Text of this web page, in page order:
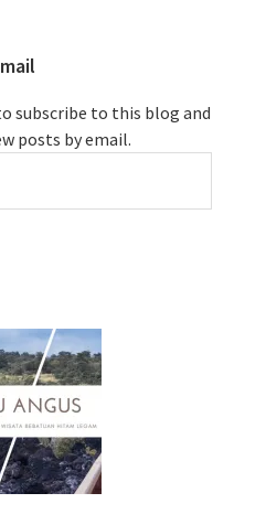
subscribe to this blog and
posts by email.